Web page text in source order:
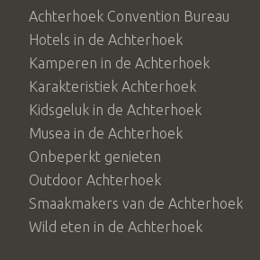
Achterhoek Convention Bureau
Hotels in de Achterhoek
Kamperen in de Achterhoek
Karakteristiek Achterhoek
Kidsgeluk in de Achterhoek
Musea in de Achterhoek
Onbeperkt genieten
Outdoor Achterhoek
Smaakmakers van de Achterhoek
Wild eten in de Achterhoek